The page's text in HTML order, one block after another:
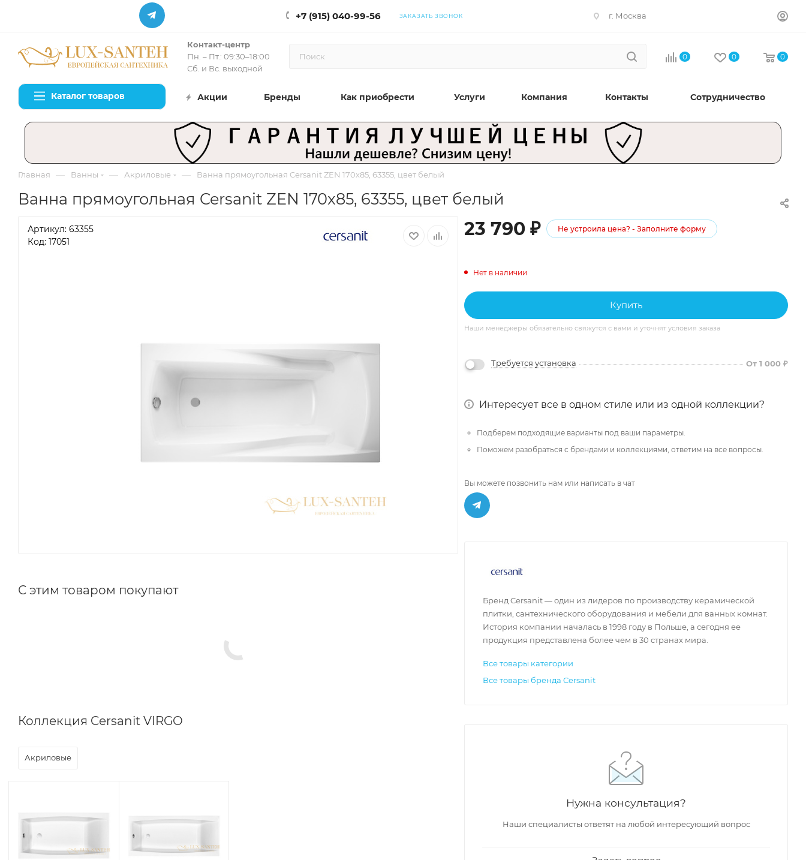
+7 (915) 040-99-56 ЗАКАЗАТЬ ЗВОНОК г. Москва
Контакт-центр
Пн. – Пт.: 09:30–18:00
Сб. и Вс. выходной
0 0 0
Каталог товаров Акции Бренды Как приобрести Услуги Компания Контакты Сотрудничество
Главная — Ванны — Акриловые — Ванна прямоугольная Cersanit ZEN 170x85, 63355, цвет белый
Ванна прямоугольная Cersanit ZEN 170x85, 63355, цвет белый
Артикул: 63355
Код: 17051
С этим товаром покупают
Коллекция Cersanit VIRGO
Акриловые
23 790 ₽ Не устроила цена? - Заполните форму
Нет в наличии
Купить
Наши менеджеры обязательно свяжутся с вами и уточнят условия заказа
Требуется установка От 1 000 ₽
Интересует все в одном стиле или из одной коллекции?
Подберем подходящие варианты под ваши параметры.
Поможем разобраться с брендами и коллекциями, ответим на все вопросы.
Вы можете позвонить нам или написать в чат
Бренд Cersanit — один из лидеров по производству керамической
плитки, сантехнического оборудования и мебели для ванных комнат.
История компании началась в 1998 году в Польше, а сегодня ее
продукция представлена более чем в 30 странах мира.
Все товары категории
Все товары бренда Cersanit
Нужна консультация?
Наши специалисты ответят на любой интересующий вопрос